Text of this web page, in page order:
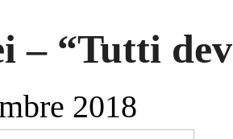
– “Tutti
2018